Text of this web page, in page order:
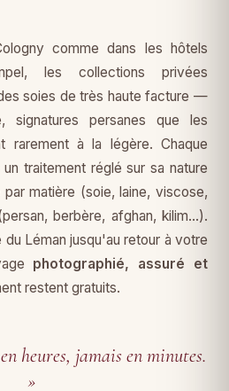
comme dans les hôtels
les collections privées
persanes que les
rarement à la légère. Chaque
traitement réglé sur sa nature
matière (soie, laine, viscose,
berbère, afghan, kilim…).
Léman jusqu'au retour à votre
photographié, assuré et
restent gratuits.
heures, jamais en minutes.
»